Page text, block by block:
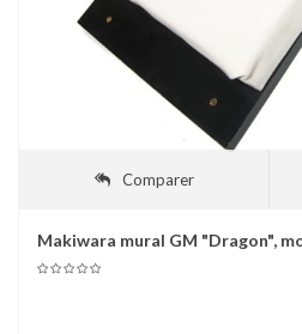
Comparer
Makiwara mural GM "Dragon",